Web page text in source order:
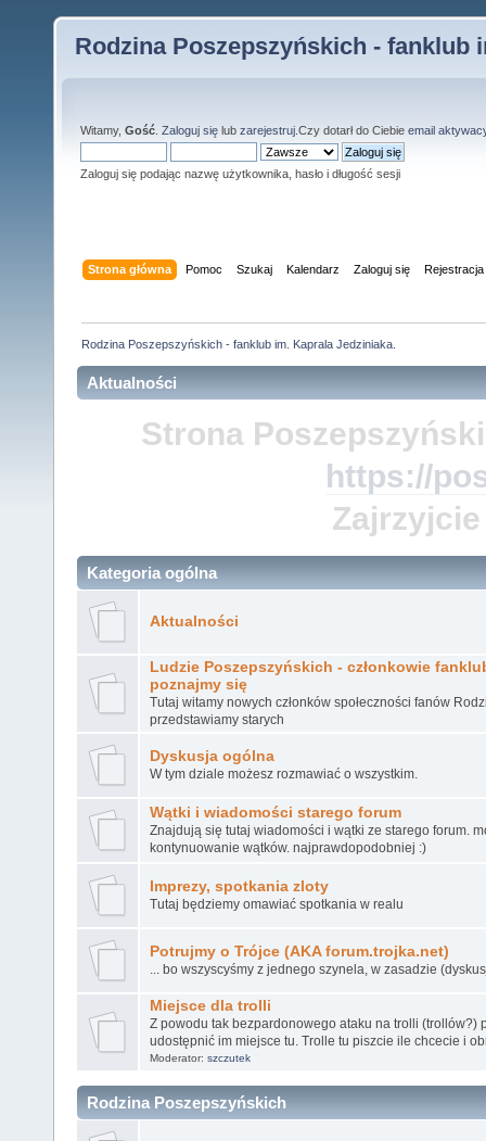
Rodzina Poszepszyńskich - fanklub
Witamy, Gość Zaloguj się lub zarejestruj .Czy dotarł do Ciebie email
Zaloguj się podając nazwę użytkownika, hasło i długość sesji
Strona główna Pomoc Szukaj Kalendarz Zaloguj się Rejestracja
Rodzina Poszepszyńskich - fanklub im. Kaprala Jedziniaka.
Aktualności
Strona
https://
Kategoria ogólna
Aktualności
Ludzie Poszepszyńskich - członkowie
poznajmy się
Tutaj witamy nowych członków społeczności fanów
przedstawiamy starych
Dyskusja ogólna
W tym dziale możesz rozmawiać o wszystkim.
Wątki i wiadomości starego forum
Znajdują się tutaj wiadomości i wątki ze starego forum.
kontynuowanie wątków. najprawdopodobniej :)
Imprezy, spotkania zloty
Tutaj będziemy omawiać spotkania w realu
Potrujmy o Trójce (AKA forum.trojka.net)
... bo wszyscyśmy z jednego szynela, w zasadzie
Miejsce dla trolli
Z powodu tak bezpardonowego ataku na trolli (trollów?)
udostępnić im miejsce tu. Trolle tu piszcie ile chcecie i
Moderator: szczutek
Rodzina Poszepszyńskich